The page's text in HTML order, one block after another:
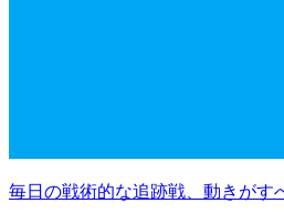
毎日の戦術的な追跡戦、動きがす